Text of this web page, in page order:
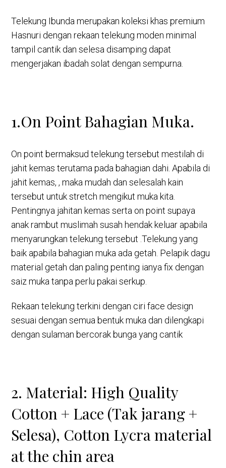
Telekung Ibunda merupakan koleksi khas premium
Hasnuri dengan rekaan telekung moden minimal
tampil cantik dan selesa disamping dapat
mengerjakan ibadah solat dengan sempurna.
1.On Point Bahagian Muka.
On point bermaksud telekung tersebut mestilah di
jahit kemas terutama pada bahagian dahi. Apabila di
jahit kemas, , maka mudah dan selesalah kain
tersebut untuk stretch mengikut muka kita.
Pentingnya jahitan kemas serta on point supaya
anak rambut muslimah susah hendak keluar apabila
menyarungkan telekung tersebut .Telekung yang
baik apabila bahagian muka ada getah. Pelapik dagu
material getah dan paling penting ianya fix dengan
saiz muka tanpa perlu pakai serkup.
Rekaan telekung terkini dengan ciri face design
sesuai dengan semua bentuk muka dan dilengkapi
dengan sulaman bercorak bunga yang cantik
2. Material: High Quality
Cotton + Lace (Tak jarang +
Selesa), Cotton Lycra material
at the chin area